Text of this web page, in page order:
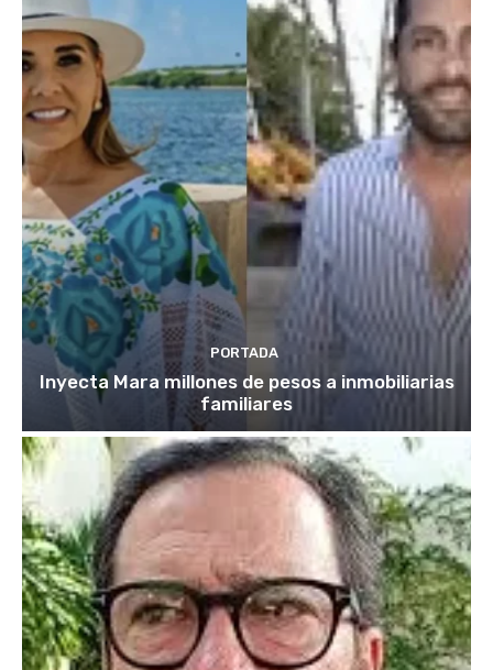
PORTADA
Inyecta Mara millones de pesos a inmobiliarias
familiares